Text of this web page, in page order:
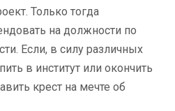
Только тогда
на должности по
Если, в силу различных
в институт или окончить
крест на мечте об